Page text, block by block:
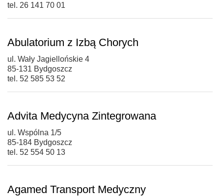
tel. 26 141 70 01
Abulatorium z Izbą Chorych
ul. Wały Jagiellońskie 4
85-131 Bydgoszcz
tel. 52 585 53 52
Advita Medycyna Zintegrowana
ul. Wspólna 1/5
85-184 Bydgoszcz
tel. 52 554 50 13
Agamed Transport Medyczny